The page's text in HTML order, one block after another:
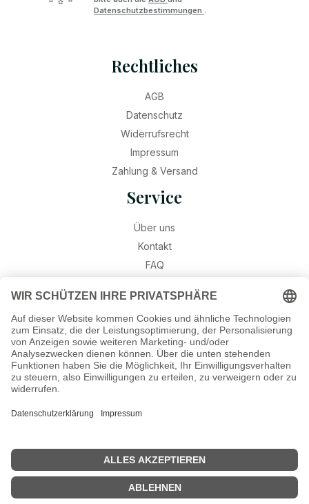
Hinweis: Gravuren sind aufgrund von Urlaub erst wieder ab dem
Datenschutzbestimmungen .
Rechtliches
AGB
Datenschutz
Widerrufsrecht
Impressum
Zahlung & Versand
Service
Über uns
Kontakt
FAQ
Widerruf
Ratgeber
Geburtssteine
Gravur – Schriften & Hinweise
©2026 Munich Jewels® - alle Rechte vorbehalten.